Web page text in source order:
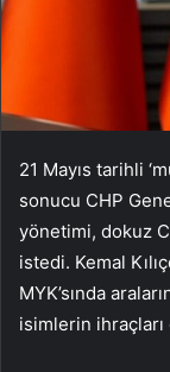
21 Mayıs tarihli
sonucu CHP
yönetimi, dokuz
istedi. Kemal
MYK’sında
isimlerin